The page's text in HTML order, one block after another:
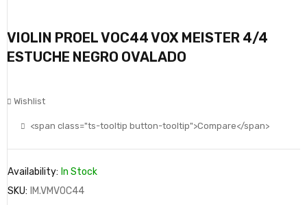
VIOLIN PROEL VOC44 VOX MEISTER 4/4
ESTUCHE NEGRO OVALADO
Wishlist
<span class="ts-tooltip button-tooltip">Compare</span>
Availability: In Stock
SKU: IM.VMVOC44